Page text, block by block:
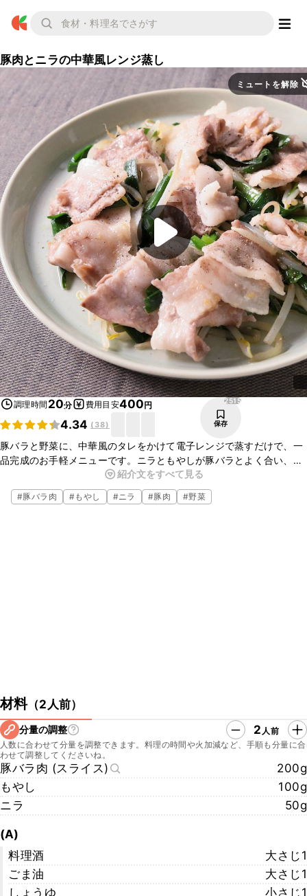
豚肉とニラの中華風レンジ蒸し
ミュートを解除
調理時間 20分 費用目安400円
4.34 ( 38)
2515
保存
豚バラと野菜に、中華風のタレをかけて電子レンジで蒸すだけで、一
品完成のお手軽メニューです。ニラともやしが豚バラとよく合い、ご
ま油の効いたタレが食欲をそそります。時間がない時にも手軽に作る
ことができる一品です。
紹介文をすべて見る
#豚バラ肉 #もやし #ニラ #豚肉 #野菜
材料（2人前）
分量の調整 2 人前
人数に合わせて分量を調整できます。料理の時間や火加減など、手順も分量に合
わせて調整してくださいね。
豚バラ肉 (スライス)
200g
もやし
100g
ニラ
50g
(A)
料理酒
大さじ1
ごま油
大さじ1
しょうゆ
小さじ1